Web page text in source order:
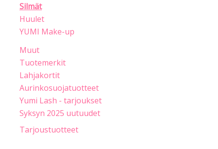
Silmät
Huulet
YUMI Make-up
Muut
Tuotemerkit
Lahjakortit
Aurinkosuojatuotteet
Yumi Lash - tarjoukset
Syksyn 2025 uutuudet
Tarjoustuotteet